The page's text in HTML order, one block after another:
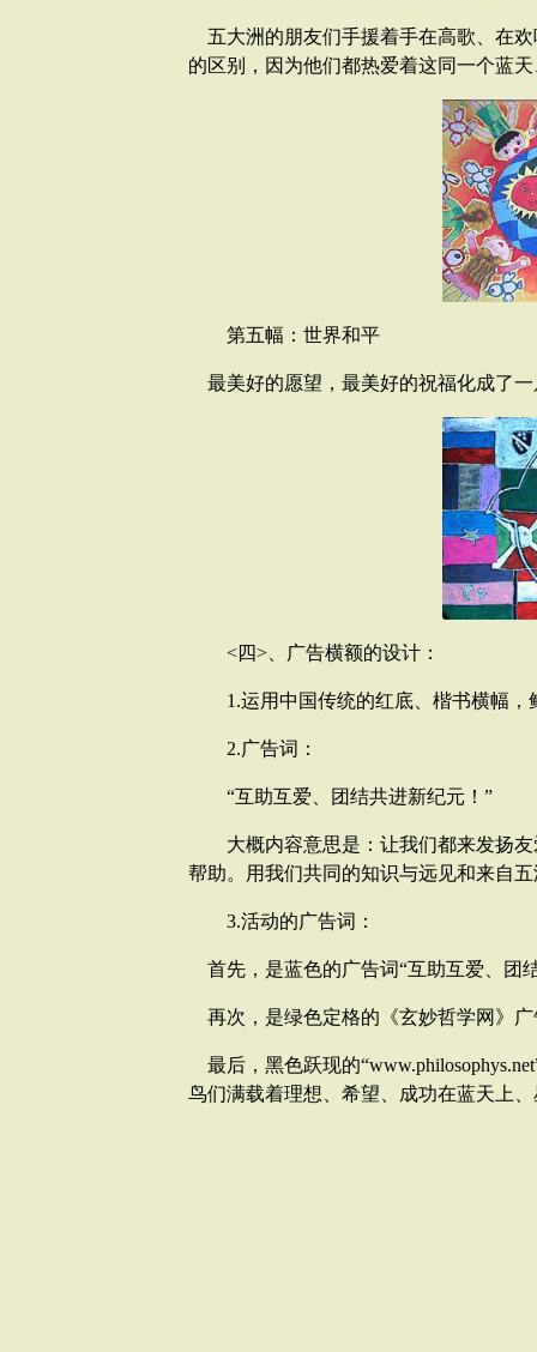
五大洲的朋友们手援着手在高歌、在
的区别，因为他们都热爱着这同一个蓝
第五幅：世界和平
最美好的愿望，最美好的祝福化成了
<四>、广告横额的设计：
1.运用中国传统的红底、楷书横幅，
2.广告词：
“互助互爱、团结共进新纪元！”
大概内容意思是：让我们都来发扬友
帮助。用我们共同的知识与远见和来自
3.活动的广告词：
首先，是蓝色的广告词“互助互爱、团
再次，是绿色定格的《玄妙哲学网》
最后，黑色跃现的“www.philosophys.net
鸟们满载着理想、希望、成功在蓝天上